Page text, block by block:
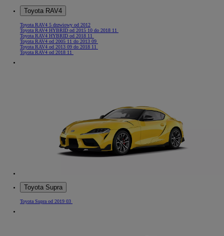
Toyota RAV4
Toyota RAV4 5 drzwiowy od 2012
Toyota RAV4 HYBRID od 2015 10 do 2018 11
Toyota RAV4 HYBRID od 2018 11
Toyota RAV4 od 2005 11 do 2013 09
Toyota RAV4 od 2013 09 do 2018 11
Toyota RAV4 od 2018 11
Toyota Supra
Toyota Supra od 2019 03